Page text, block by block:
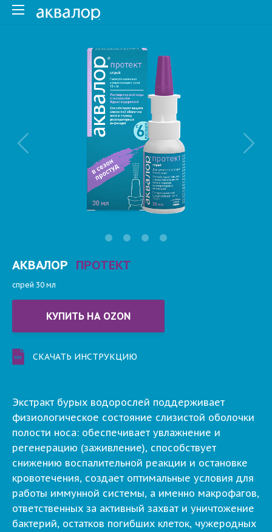
АКВАЛОР ПРОТЕКТ
спрей 30 мл
КУПИТЬ НА OZON
СКАЧАТЬ ИНСТРУКЦИЮ
Экстракт бурых водорослей поддерживает
физиологическое состояние слизистой оболочки
полости носа: обеспечивает увлажнение и
регенерацию (заживление), способствует
снижению воспалительной реакции и остановке
кровотечения, создает оптимальные условия для
работы иммунной системы, а именно макрофагов,
ответственных за активный захват и уничтожение
бактерий, остатков погибших клеток, чужеродных